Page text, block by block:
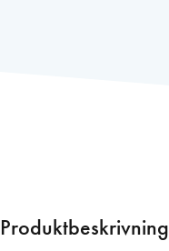
0
Produktbeskrivning